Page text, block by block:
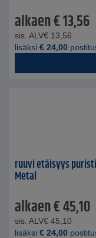
alkaen€13,56
sis. ALV€ 13,56
lisäksi € 24,00
ruuvi etäisyys
Metal
alkaen€45,10
sis. ALV€ 45,10
lisäksi € 24,00